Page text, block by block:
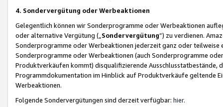
4. Sondervergütung oder Werbeaktionen
Gelegentlich können wir Sonderprogramme oder Werbeaktionen
oder alternative Vergütung („ Sondervergütung”) zu verdienen.
Sonderprogramme oder Werbeaktionen jederzeit ganz oder
Sonderprogramme oder Werbeaktionen (auch Sonderprogramme
Produktverkäufen kommt) disqualifizierende Ausschlusstatbestände,
Programmdokumentation im Hinblick auf Produktverkäufe geltende
Werbeaktionen.
Folgende Sondervergütungen sind derzeit verfügbar: hier.